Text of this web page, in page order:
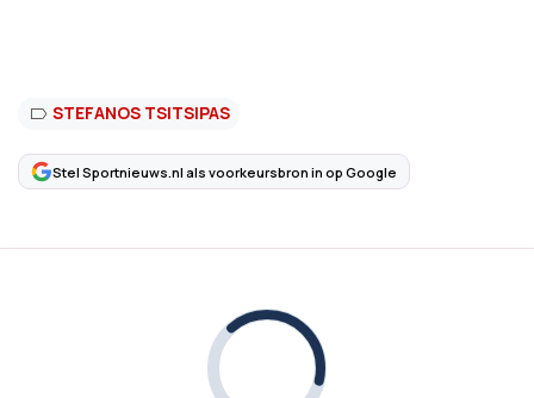
STEFANOS TSITSIPAS
Stel Sportnieuws.nl als voorkeursbron in op Google